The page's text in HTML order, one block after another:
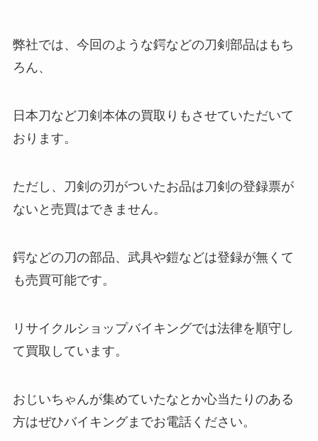
弊社では、今回のような鍔などの刀剣部品はもち
ろん、
日本刀など刀剣本体の買取りもさせていただいて
おります。
ただし、刀剣の刃がついたお品は刀剣の登録票が
ないと売買はできません。
鍔などの刀の部品、武具や鎧などは登録が無くて
も売買可能です。
リサイクルショップバイキングでは法律を順守し
て買取しています。
おじいちゃんが集めていたなとか心当たりのある
方はぜひバイキングまでお電話ください。